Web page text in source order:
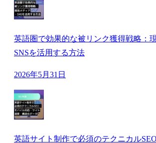
英語圏で効果的な被リンク獲得戦略：
SNSを活用する方法
2026年5月31日
英語サイト制作で必須のテクニカル